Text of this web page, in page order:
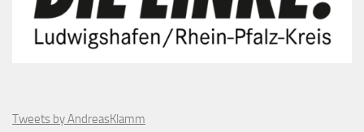
Tweets by AndreasKlamm